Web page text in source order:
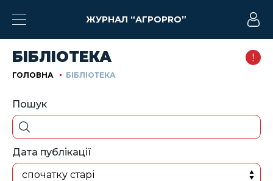
ЖУРНАЛ “АГРОPRO”
БІБЛІОТЕКА
ГОЛОВНА БІБЛІОТЕКА
Пошук
Дата публікації
спочатку старі